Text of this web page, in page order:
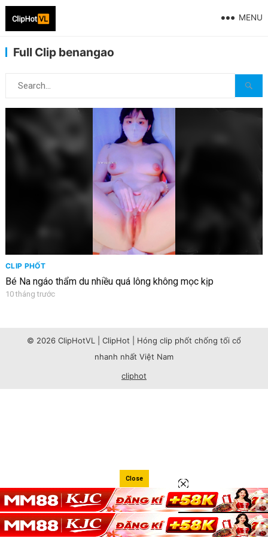
MENU
Full Clip benangao
CLIP PHỐT
Bé Na ngáo thẩm du nhiều quá lông không mọc kịp
10 tháng trước
© 2026 ClipHotVL | ClipHot | Hóng clip phốt chống tối cổ
nhanh nhất Việt Nam
cliphot
Close